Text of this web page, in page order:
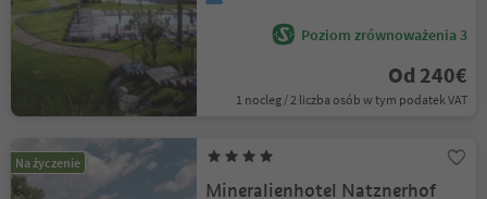
Poziom zrównoważenia 3
Od 240€
1 nocleg / 2 liczba osób w tym podatek VAT
Na życzenie
Mineralienhotel Natznerhof